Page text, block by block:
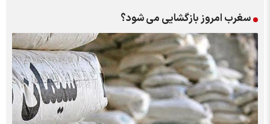
سغرب امروز بازگشایی می شود؟